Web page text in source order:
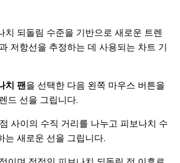
치 되돌림 수준을 기반으로 새로운 트렌
저항선을 추정하는 데 사용되는 차트 기
치 팬을 선택한 다음 왼쪽 마우스 버튼을
드 선을 그립니다.
사이의 수직 거리를 나누고 피보나치 수
는 새로운 선을 그립니다.